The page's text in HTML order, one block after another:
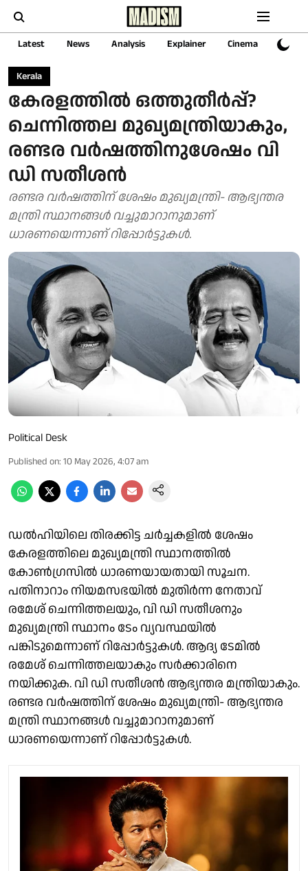
Latest News Analysis Explainer Cinema Sports
Kerala
കേരളത്തില്‍ ഒത്തുതീര്‍പ്പ്?
ചെന്നിത്തല മുഖ്യമന്ത്രിയാകും,
രണ്ടര വര്‍ഷത്തിനുശേഷം വി
ഡി സതീശന്‍
രണ്ടര വര്‍ഷത്തിന് ശേഷം മുഖ്യമന്ത്രി- ആഭ്യന്തര
മന്ത്രി സ്ഥാനങ്ങള്‍ വച്ചുമാറാനുമാണ്
ധാരണയെന്നാണ് റിപ്പോര്‍ട്ടുകള്‍.
Political Desk
Published on: 10 May 2026, 4:07 am
ഡല്‍ഹിയിലെ തിരക്കിട്ട ചര്‍ച്ചകളില്‍ ശേഷം
കേരളത്തിലെ മുഖ്യമന്ത്രി സ്ഥാനത്തില്‍
കോണ്‍ഗ്രസില്‍ ധാരണയായതായി സൂചന.
പതിനാറാം നിയമസഭയില്‍ മുതിര്‍ന്ന നേതാവ്
രമേശ് ചെന്നിത്തലയും, വി ഡി സതീശനും
മുഖ്യമന്ത്രി സ്ഥാനം ടേം വ്യവസ്ഥയില്‍
പങ്കിടുമെന്നാണ് റിപ്പോര്‍ട്ടുകള്‍. ആദ്യ ടേമില്‍
രമേശ് ചെന്നിത്തലയാകും സര്‍ക്കാരിനെ
നയിക്കുക. വി ഡി സതീശന്‍ ആഭ്യന്തര മന്ത്രിയാകും.
രണ്ടര വര്‍ഷത്തിന് ശേഷം മുഖ്യമന്ത്രി- ആഭ്യന്തര
മന്ത്രി സ്ഥാനങ്ങള്‍ വച്ചുമാറാനുമാണ്
ധാരണയെന്നാണ് റിപ്പോര്‍ട്ടുകള്‍.